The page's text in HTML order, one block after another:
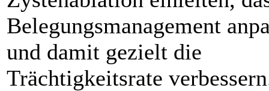
Belegungsmanagement
und damit gezielt die
Trächtigkeitsrate